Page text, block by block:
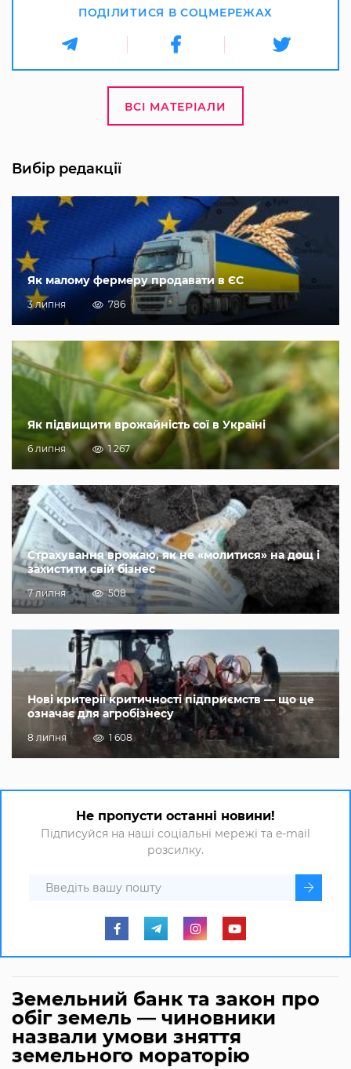
ПОДІЛИТИСЯ В СОЦМЕРЕЖАХ
ВСІ МАТЕРІАЛИ
Вибір редакції
Як малому фермеру продавати в ЄС
3 липня 786
Як підвищити врожайність сої в Україні
6 липня 1 267
Страхування врожаю, як не «молитися» на дощ і
захистити свій бізнес
7 липня 508
Нові критерії критичності підприємств — що це
означає для агробізнесу
8 липня 1 608
Не пропусти останні новини!
Підписуйся на наші соціальні мережі та e-mail
розсилку.
Земельний банк та закон про
обіг земель — чиновники
назвали умови зняття
земельного мораторію